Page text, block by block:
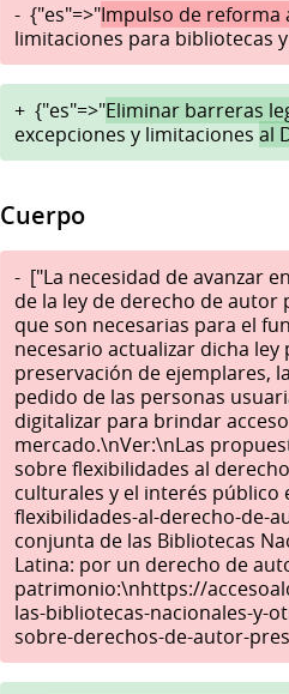
- {"es"=>"Impulso de reforma
limitaciones para bibliotecas
+ {"es"=>"Eliminar barreras
excepciones y limitaciones al
Cuerpo
- ["La necesidad de avanzar
de la ley de derecho de
que son necesarias para el
necesario actualizar dicha
preservación de ejemplares,
pedido de las personas
digitalizar para brindar
mercado.\nVer:\nLas
sobre flexibilidades al
culturales y el interés
flexibilidades-al-derecho-de-
conjunta de las Bibliotecas
Latina: por un derecho de
patrimonio:\nhttps://
las-bibliotecas-nacionales-y-
sobre-derechos-de-autor-